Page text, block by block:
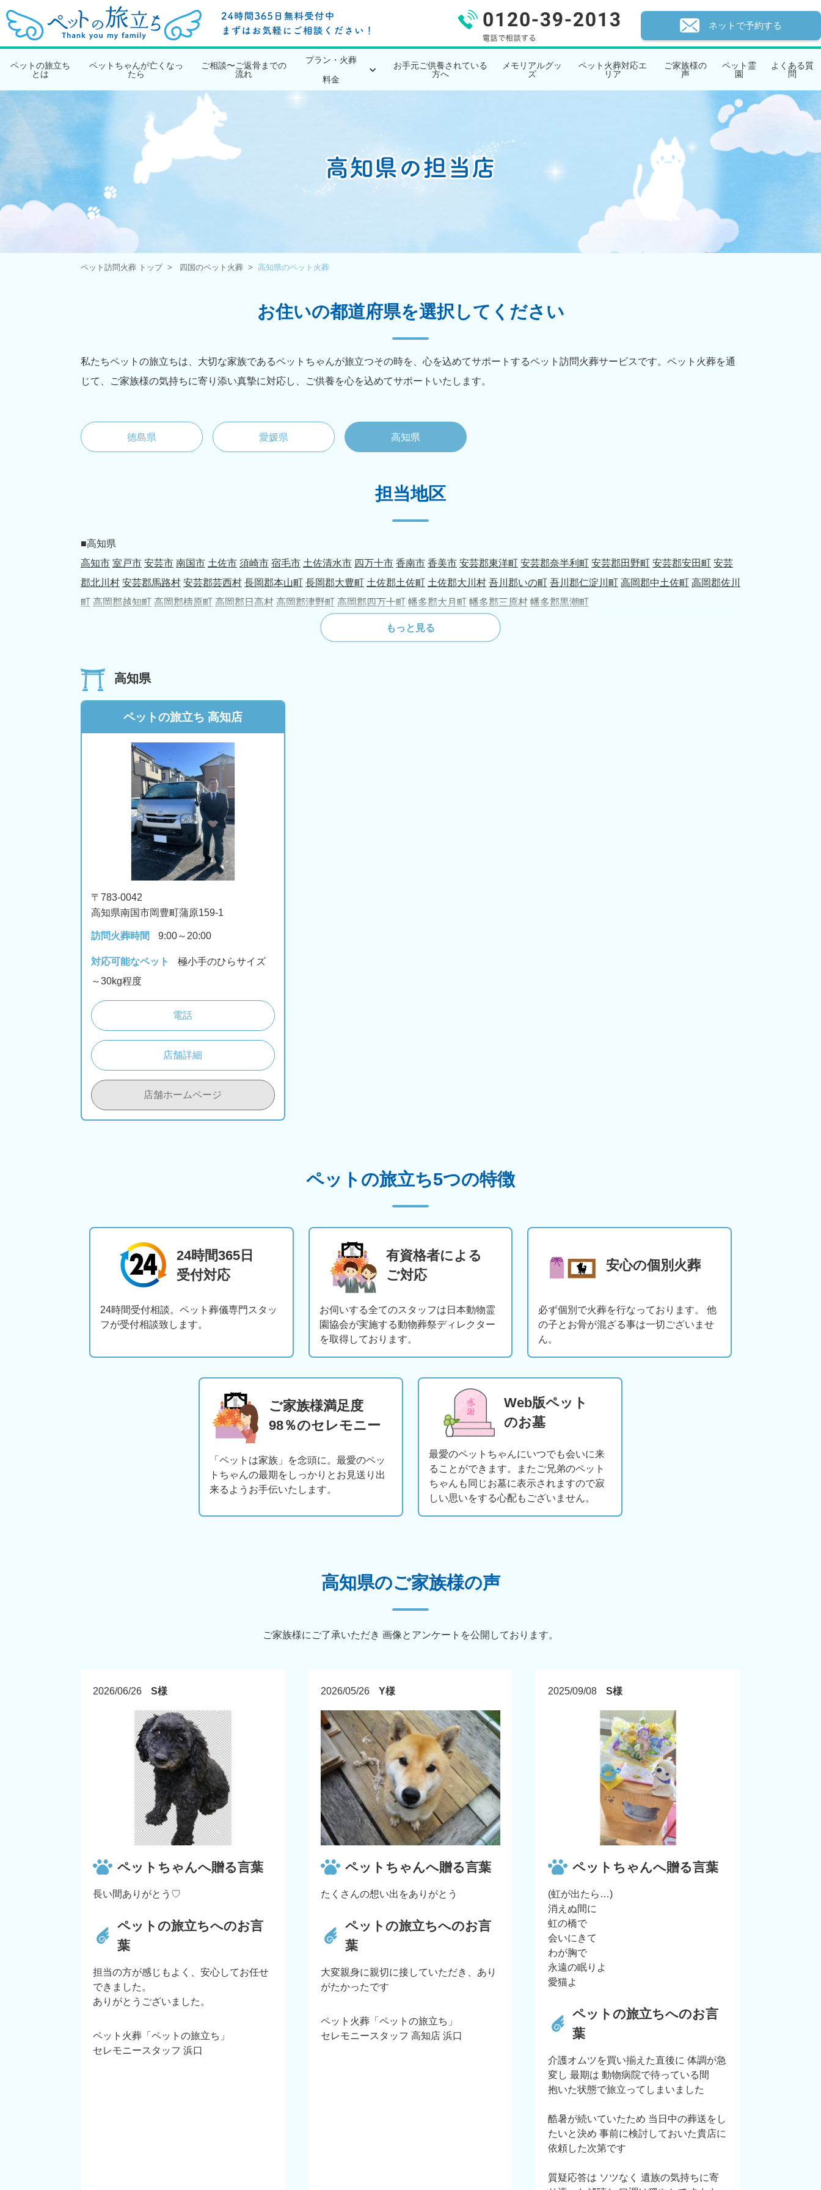
ネットで予約する
ペットの旅立ち
とは
ペットちゃんが亡くなっ
たら
ご相談〜ご返骨までの
流れ
プラン・火葬
料金
お手元ご供養されている
方へ
メモリアルグッ
ズ
ペット火葬対応エ
リア
ご家族様の
声
ペット霊
園
よくある質
問
ペット訪問火葬 トップ 四国のペット火葬 高知県のペット火葬
お住いの都道府県を選択してください
私たちペットの旅立ちは、大切な家族であるペットちゃんが旅立つその時を、心を込めてサポートするペット訪問火葬サービスです。ペット火葬を通
じて、ご家族様の気持ちに寄り添い真摯に対応し、ご供養を心を込めてサポートいたします。
徳島県 愛媛県 高知県
担当地区
■高知県
高知市 室戸市 安芸市 南国市 土佐市 須崎市 宿毛市 土佐清水市 四万十市 香南市 香美市 安芸郡東洋町 安芸郡奈半利町 安芸郡田野町 安芸郡安田町 安芸
郡北川村 安芸郡馬路村 安芸郡芸西村 長岡郡本山町 長岡郡大豊町 土佐郡土佐町 土佐郡大川村 吾川郡いの町 吾川郡仁淀川町 高岡郡中土佐町 高岡郡佐川
町 高岡郡越知町 高岡郡檮原町 高岡郡日高村 高岡郡津野町 高岡郡四万十町 幡多郡大月町 幡多郡三原村 幡多郡黒潮町
もっと見る
高知県
ペットの旅立ち 高知店
〒783-0042
高知県南国市岡豊町蒲原159-1
訪問火葬時間 9:00～20:00
対応可能なペット
極小手のひらサイズ
～30kg程度
電話
店舗詳細
店舗ホームページ
ペットの旅立ち5つの特徴
24時間365日
受付対応
24時間受付相談。ペット葬儀専門スタッ
フが受付相談致します。
有資格者による
ご対応
お伺いする全てのスタッフは日本動物霊
園協会が実施する動物葬祭ディレクター
を取得しております。
安心の個別火葬
必ず個別で火葬を行なっております。 他
の子とお骨が混ざる事は一切ございませ
ん。
ご家族様満足度
98％のセレモニー
「ペットは家族」を念頭に。最愛のペッ
トちゃんの最期をしっかりとお見送り出
来るようお手伝いたします。
Web版ペット
のお墓
最愛のペットちゃんにいつでも会いに来
ることができます。またご兄弟のペット
ちゃんも同じお墓に表示されますので寂
しい思いをする心配もございません。
高知県のご家族様の声
ご家族様にご了承いただき 画像とアンケートを公開しております。
2026/06/26 S様
ペットちゃんへ贈る言葉
長い間ありがとう♡
ペットの旅立ちへのお言
葉
担当の方が感じもよく、安心してお任せ
できました。
ありがとうございました。
ペット火葬「ペットの旅立ち」
セレモニースタッフ 浜口
2026/05/26 Y様
ペットちゃんへ贈る言葉
たくさんの想い出をありがとう
ペットの旅立ちへのお言
葉
大変親身に親切に接していただき、あり
がたかったです
ペット火葬「ペットの旅立ち」
セレモニースタッフ 高知店 浜口
2025/09/08 S様
ペットちゃんへ贈る言葉
(虹が出たら…)
消えぬ間に
虹の橋で
会いにきて
わが胸で
永遠の眠りよ
愛猫よ
ペットの旅立ちへのお言
葉
介護オムツを買い揃えた直後に 体調が急
変し 最期は 動物病院で待っている間
抱いた状態で旅立ってしまいました
酷暑が続いていたため 当日中の葬送をし
たいと決め 事前に検討しておいた貴店に
依頼した次第です
質疑応答は ソツなく 遺族の気持ちに寄